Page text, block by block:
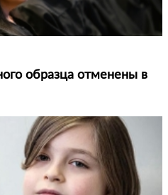
образца отменены в